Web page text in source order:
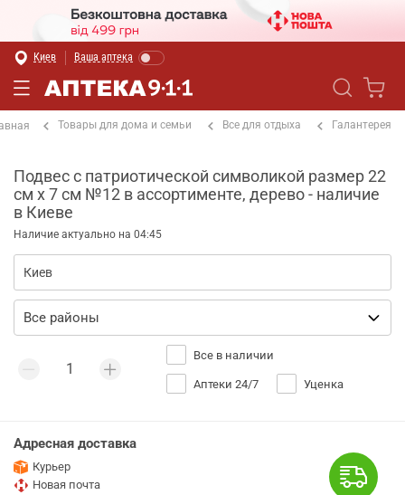
Киев Ваша аптека
Товары для дома и семьи Все для отдыха Галантерея
Подвес с патриотической символикой размер 22
см х 7 см №12 в ассортименте, дерево - наличие
в Киеве
Наличие актуально на 04:45
Все в наличии
Аптеки 24/7 Уценка
Адресная доставка
Курьер
Новая почта